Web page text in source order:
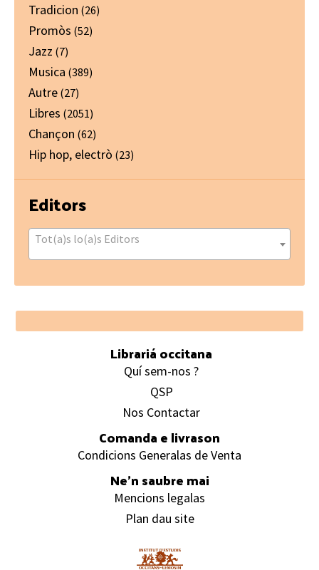
Tradicion (26)
Promòs (52)
Jazz (7)
Musica (389)
Autre (27)
Libres (2051)
Chançon (62)
Hip hop, electrò (23)
Editors
Tot(a)s lo(a)s Editors
Footer
Librariá occitana
Quí sem-nos ?
QSP
Nos Contactar
Comanda e livrason
Condicions Generalas de Venta
Ne’n saubre mai
Mencions legalas
Plan dau site